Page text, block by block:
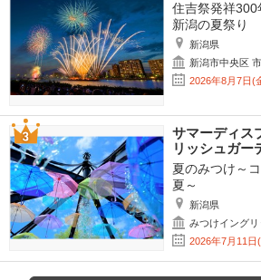
住吉祭発祥300
新潟の夏祭り
新潟県
新潟市中央区
2026年8月7日(
サマーディス
リッシュガー
夏のみつけ～
夏～
新潟県
みつけイング
2026年7月11日